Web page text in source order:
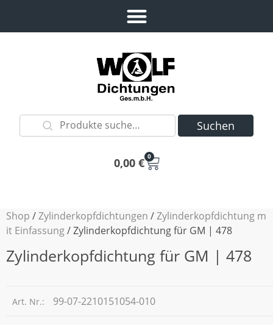
Suchen
0,00 € 0
Shop /Zylinderkopfdichtungen /Zylinderkopfdichtung m
it Einfassung/ Zylinderkopfdichtung für GM | 478
Zylinderkopfdichtung für GM | 478
Art. Nr.: 99-07-2210151054-010